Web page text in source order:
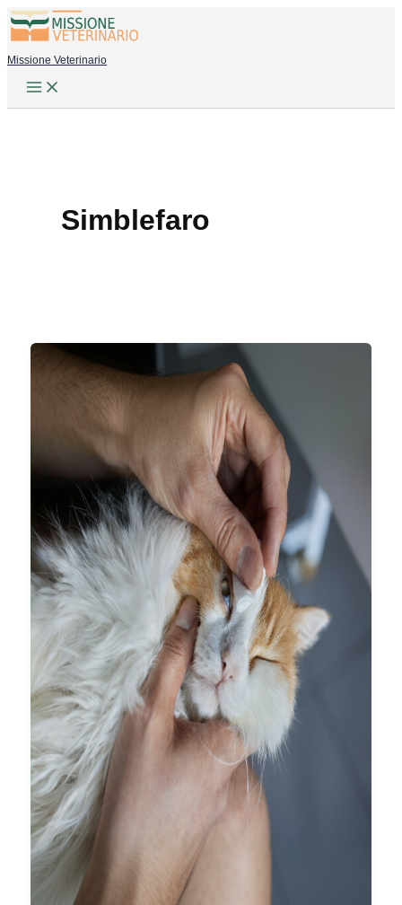
Vai
al
contenuto
Missione Veterinario
Simblefaro